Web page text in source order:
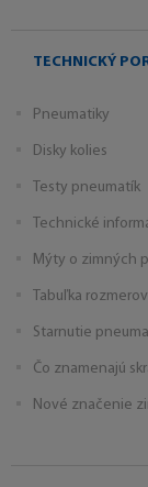
TECHNICKÝ
Pneumatiky
Disky kolies
Testy pneumatík
Technické
Mýty o zimných
Tabuľka
Starnutie
Čo znamenajú
Nové značenie